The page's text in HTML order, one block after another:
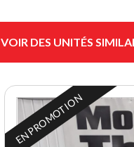
VOIR DES UNITÉS
EN PROMOTION